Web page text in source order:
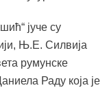
јуче су
Њ.Е. Силвија
румунске
Раду која је